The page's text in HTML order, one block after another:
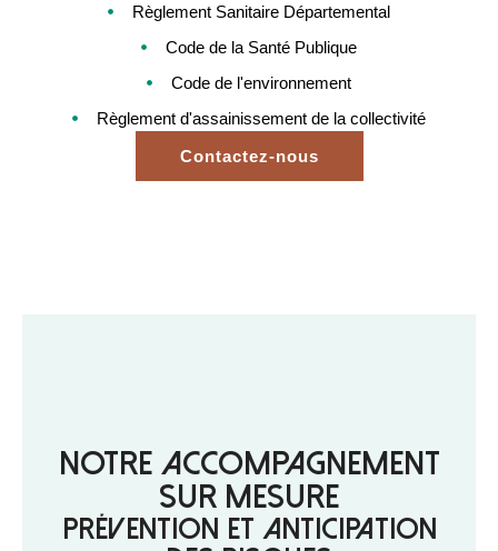
Règlement Sanitaire Départemental
Code de la Santé Publique
Code de l'environnement
Règlement d'assainissement de la collectivité
Contactez-nous
Notre accompagnement
sur mesure
Prévention et anticipation